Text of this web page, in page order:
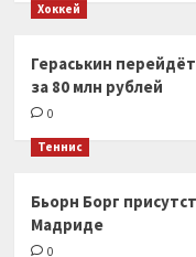
Хоккей
Гераськин
за 80 млн рублей
0
Теннис
Бьорн Борг
Мадриде
0